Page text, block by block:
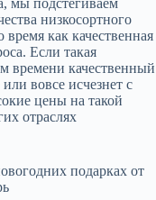
мы подстёгиваем
низкосортного
как качественная
Если такая
времени качественный
вовсе исчезнет с
цены на такой
отраслях